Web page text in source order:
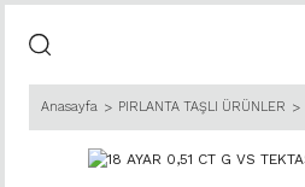
Anasayfa PIRLANTA TAŞLI ÜRÜNLER